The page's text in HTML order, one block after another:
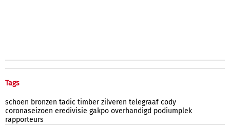
Tags
schoen bronzen tadic timber zilveren telegraaf cody
coronaseizoen eredivisie gakpo overhandigd podiumplek
rapporteurs